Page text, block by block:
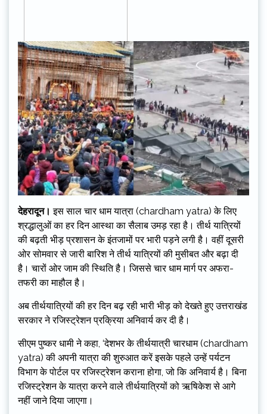
देहरादून।इस साल चार धाम यात्रा (chardham yatra) के लिए
श्रद्धालुओं का हर दिन आस्था का सैलाब उमड़ रहा है। तीर्थ यात्रियों
की बढ़ती भीड़ प्रशासन के इंतजामों पर भारी पड़ने लगी है। वहीं दूसरी
ओर सोमवार से जारी बारिश ने तीर्थ यात्रियों की मुसीबत और बढ़ा दी
है। चारों ओर जाम की स्थिति है। जिससे चार धाम मार्ग पर अफरा-
तफरी का माहौल है।
अब तीर्थयात्रियों की हर दिन बढ़ रही भारी भीड़ को देखते हुए उत्तराखंड
सरकार ने रजिस्ट्रेशन प्रक्रिया अनिवार्य कर दी है।
सीएम पुष्कर धामी ने कहा, ‘देशभर के तीर्थयात्री चारधाम (chardham
yatra) की अपनी यात्रा की शुरुआत करें इसके पहले उन्हें पर्यटन
विभाग के पोर्टल पर रजिस्ट्रेशन कराना होगा, जो कि अनिवार्य है। बिना
रजिस्ट्रेशन के यात्रा करने वाले तीर्थयात्रियों को ऋषिकेश से आगे
नहीं जाने दिया जाएगा।